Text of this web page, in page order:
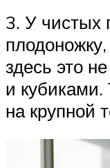
3. У чистых
здесь это
и
на крупной